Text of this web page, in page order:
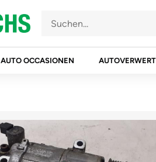
AUTO OCCASIONEN